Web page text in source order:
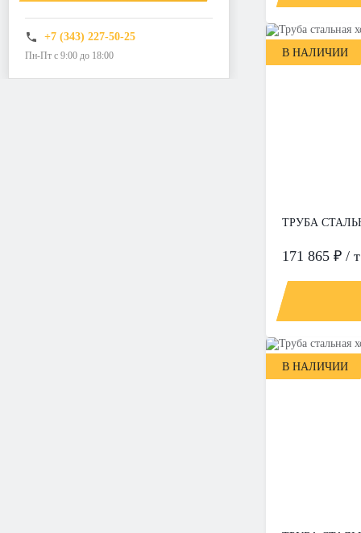
+7 (343) 227-50-25
Пн-Пт с 9:00 до 18:00 В НАЛИЧИИ
ТРУБА
171 865 ₽ / т
В НАЛИЧИИ